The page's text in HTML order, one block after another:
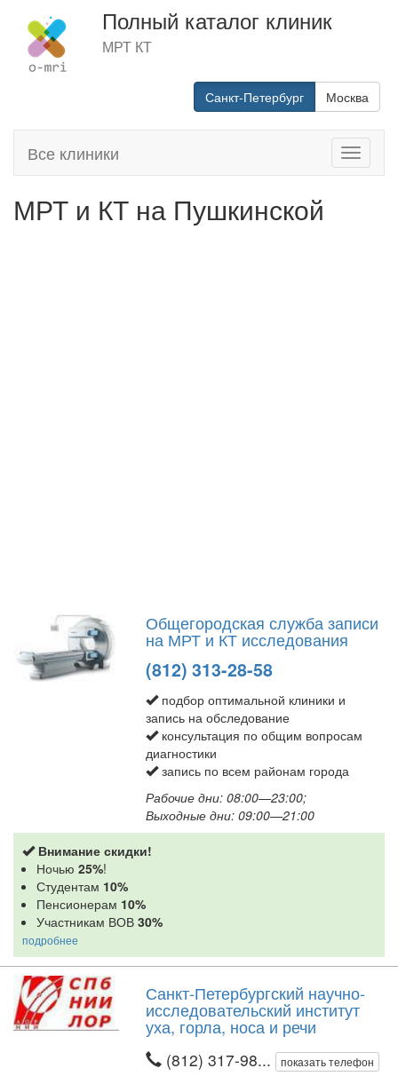
Полный каталог клиник
МРТ КТ
Санкт-Петербург Москва
Toggle
Все клиники
МРТ и КТ на Пушкинской
Общегородская служба записи
на МРТ и КТ исследования
(812) 313-28-58
подбор оптимальной клиники и
запись на обследование
консультация по общим вопросам
диагностики
запись по всем районам города
Рабочие дни: 08:00—23:00;
Выходные дни: 09:00—21:00
Внимание скидки!
Ночью 25%!
Студентам 10%
Пенсионерам 10%
Участникам ВОВ 30%
подробнее
Санкт-Петербургский научно-
исследовательский институт
уха, горла, носа и речи
(812) 317-98... показать телефон